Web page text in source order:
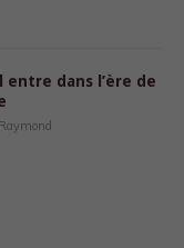
entre dans l’ère de